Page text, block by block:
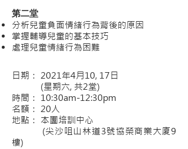
第二堂
分析兒童負面情緒行為背後的原因
掌握輔導兒童的基本技巧
處理兒童情緒行為困難
日期： 2021年4月10, 17日
(星期六, 共2堂)
時間： 10:30am-12:30pm
名額： 20人
地點： 本團培訓中心
(尖沙咀山林道3號協榮商業大廈9
樓)